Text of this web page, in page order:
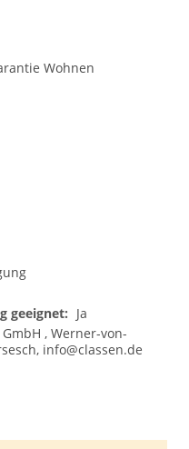
Wohnen
Ja
, Werner-von-
info@classen.de